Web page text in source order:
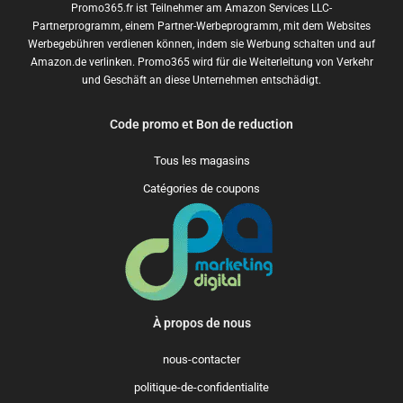
Promo365.fr ist Teilnehmer am Amazon Services LLC-
Partnerprogramm, einem Partner-Werbeprogramm, mit dem Websites
Werbegebühren verdienen können, indem sie Werbung schalten und auf
Amazon.de verlinken. Promo365 wird für die Weiterleitung von Verkehr
und Geschäft an diese Unternehmen entschädigt.
Code promo et Bon de reduction
Tous les magasins
Catégories de coupons
À propos de nous
nous-contacter
politique-de-confidentialite